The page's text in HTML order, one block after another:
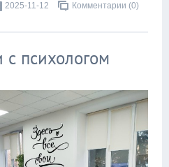
2025-11-12 Комментарии (0)
психологом